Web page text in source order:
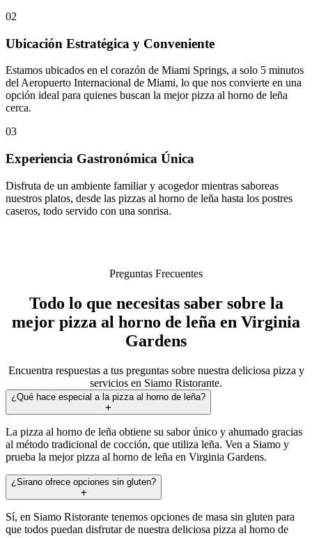
02
Ubicación Estratégica y Conveniente
Estamos ubicados en el corazón de Miami Springs, a solo 5 minutos
del Aeropuerto Internacional de Miami, lo que nos convierte en una
opción ideal para quienes buscan la mejor pizza al horno de leña
cerca.
03
Experiencia Gastronómica Única
Disfruta de un ambiente familiar y acogedor mientras saboreas
nuestros platos, desde las pizzas al horno de leña hasta los postres
caseros, todo servido con una sonrisa.
Preguntas Frecuentes
Todo lo que necesitas saber sobre la
mejor pizza al horno de leña en Virginia
Gardens
Encuentra respuestas a tus preguntas sobre nuestra deliciosa pizza y
servicios en Siamo Ristorante.
¿Qué hace especial a la pizza al horno de leña?
La pizza al horno de leña obtiene su sabor único y ahumado gracias
al método tradicional de cocción, que utiliza leña. Ven a Siamo y
prueba la mejor pizza al horno de leña en Virginia Gardens.
¿Sirano ofrece opciones sin gluten?
Sí, en Siamo Ristorante tenemos opciones de masa sin gluten para
que todos puedan disfrutar de nuestra deliciosa pizza al horno de